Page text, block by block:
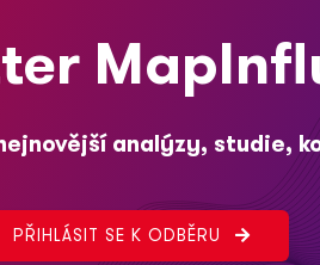
analýzy, studie,
PŘIHLÁSIT SE K ODBĚRU